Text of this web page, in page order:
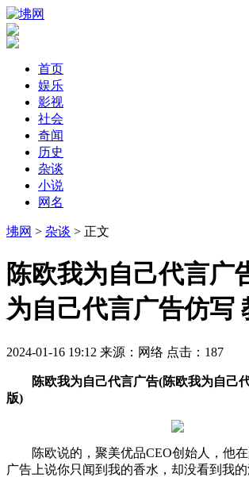
首页
娱乐
影视
社会
奇闻
历史
杂谈
小说
网名
坲网 > 杂谈 > 正文
陈欧我为自己代言广
为自己代言广告仿写
2024-01-16 19:12 来源：网络 点击： 187
陈欧我为自己代言广告(陈欧我为自己
版)
陈欧说的，聚美优品CEO创始人，他
广告上说你只闻到我的香水，却没看到我